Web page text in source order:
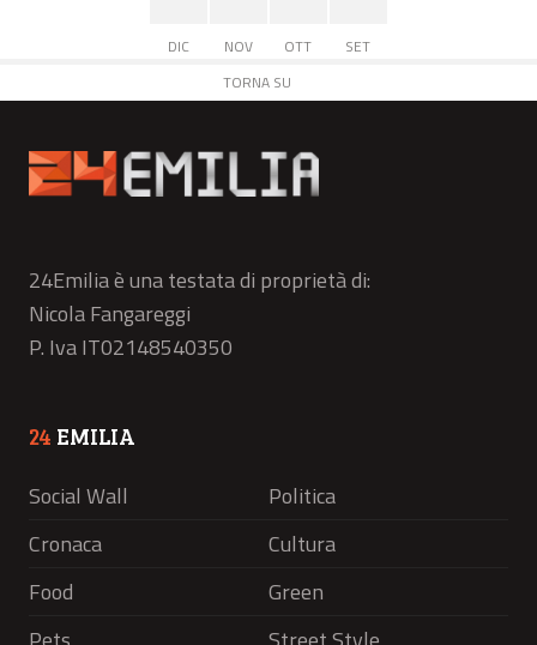
DIC NOV OTT
SET
TORNA SU
24Emilia è una testata di proprietà di:
Nicola Fangareggi
P. Iva IT02148540350
24 EMILIA
Social Wall
Politica
Cronaca
Cultura
Food
Green